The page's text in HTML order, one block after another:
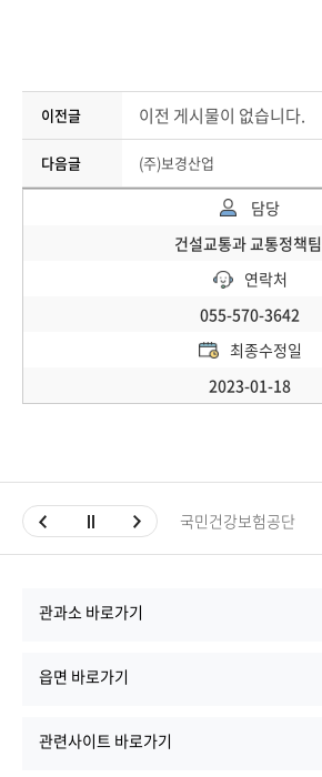
이전글 이전 게시물이 없습니다.
다음글 (주)보경산업
담당
건설교통과 교통정책팀
연락처
055-570-3642
최종수정일
2023-01-18
국민건강보험공단
관과소 바로가기
읍면 바로가기
관련사이트 바로가기